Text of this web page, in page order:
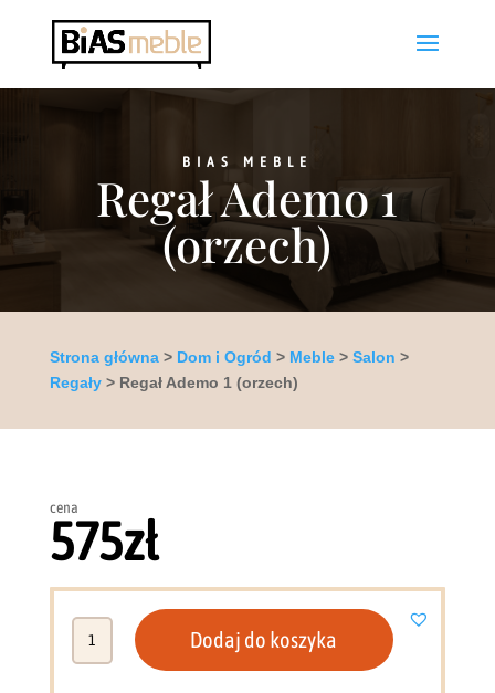
BIAS MEBLE
Regał Ademo 1
(orzech)
Strona główna> Dom i Ogród > Meble> Salon >
Regały> Regał Ademo 1 (orzech)
cena
575zł
Dodaj do koszyka